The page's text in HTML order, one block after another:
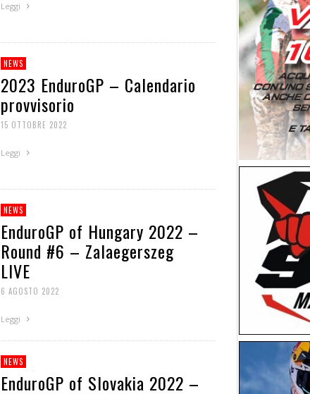
Leggi
NEWS
2023 EnduroGP – Calendario
provvisorio
15 OTTOBRE 2022
Leggi
NEWS
EnduroGP of Hungary 2022 –
Round #6 – Zalaegerszeg
LIVE
6 AGOSTO 2022
Leggi
NEWS
EnduroGP of Slovakia 2022 –